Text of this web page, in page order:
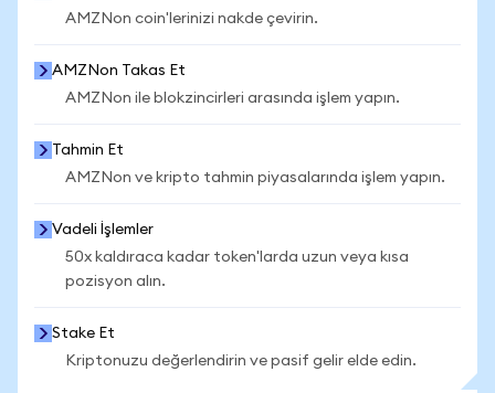
AMZNon coin'lerinizi nakde çevirin.
AMZNon Takas Et
AMZNon ile blokzincirleri arasında işlem yapın.
Tahmin Et
AMZNon ve kripto tahmin piyasalarında işlem yapın.
Vadeli İşlemler
50x kaldıraca kadar token'larda uzun veya kısa
pozisyon alın.
Stake Et
Kriptonuzu değerlendirin ve pasif gelir elde edin.